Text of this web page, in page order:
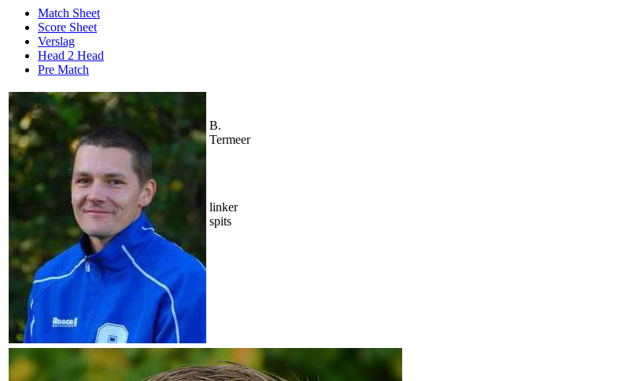
Match Sheet
Score Sheet
Verslag
Head 2 Head
Pre Match
B.
Termeer
linker
spits